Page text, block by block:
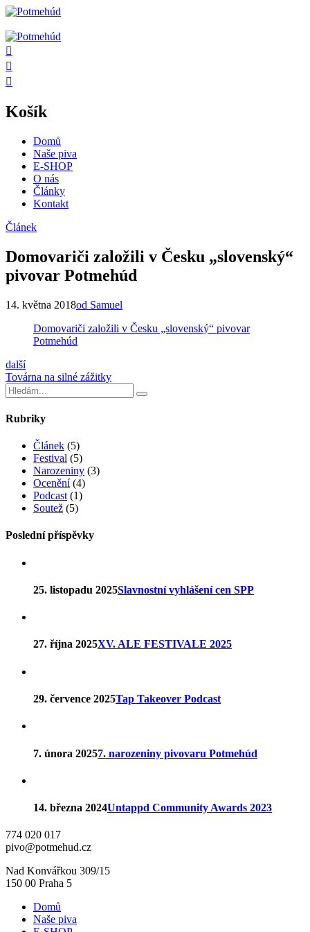
Košík
Domů
Naše piva
E-SHOP
O nás
Články
Kontakt
Článek
Domovariči založili v Česku „slovenský“
pivovar Potmehúd
14. května 2018od Samuel
Domovariči založili v Česku „slovenský“ pivovar
Potmehúd
další
Továrna na silné zážitky
Rubriky
Článek (5)
Festival (5)
Narozeniny (3)
Ocenění(4)
Podcast (1)
Soutež (5)
Poslední příspěvky
25. listopadu 2025Slavnostní vyhlášení cen SPP
27. října 2025XV. ALE FESTIVALE 2025
29. července 2025Tap Takeover Podcast
7. února 20257. narozeniny pivovaru Potmehúd
14. března 2024Untappd Community Awards 2023
774 020 017
pivo@potmehud.cz
Nad Konvářkou 309/15
150 00 Praha 5
Domů
Naše piva